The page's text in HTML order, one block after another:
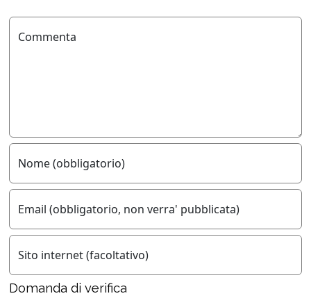
Commenta
Nome (obbligatorio)
Email (obbligatorio, non verra' pubblicata)
Sito internet (facoltativo)
Domanda di verifica